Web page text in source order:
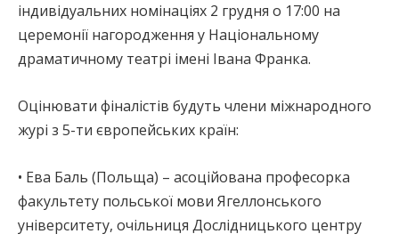
індивідуальних номінаціях 2 грудня о 17:00 на
церемонії нагородження у Національному
драматичному театрі імені Івана Франка.
Оцінювати фіналістів будуть члени міжнародного
журі з 5-ти європейських країн:
• Ева Баль (Польща) – асоційована професорка
факультету польської мови Ягеллонського
університету, очільниця Дослідницького центру